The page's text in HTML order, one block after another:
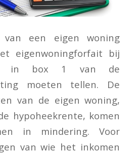
van een eigen woning
eigenwoningforfait bij
in box 1 van de
moeten tellen. De
van de eigen woning,
hypoheekrente, komen
in mindering. Voor
van wie het inkomen